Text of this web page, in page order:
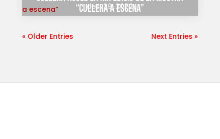
“cullera a escena”
des. 29, 2022
« Older Entries Next Entries »